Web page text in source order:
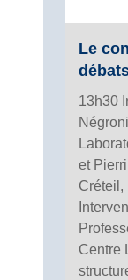
Le
13h30
et
Centre